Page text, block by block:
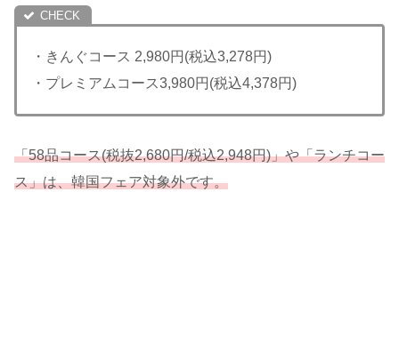
・きんぐコース 2,980円(税込3,278円)
・プレミアムコース3,980円(税込4,378円)
「58品コース(税抜2,680円/税込2,948円)」や「ランチコー
ス」は、韓国フェア対象外です。